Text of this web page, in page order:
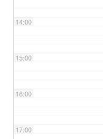
14:00
15:00
16:00
17:00